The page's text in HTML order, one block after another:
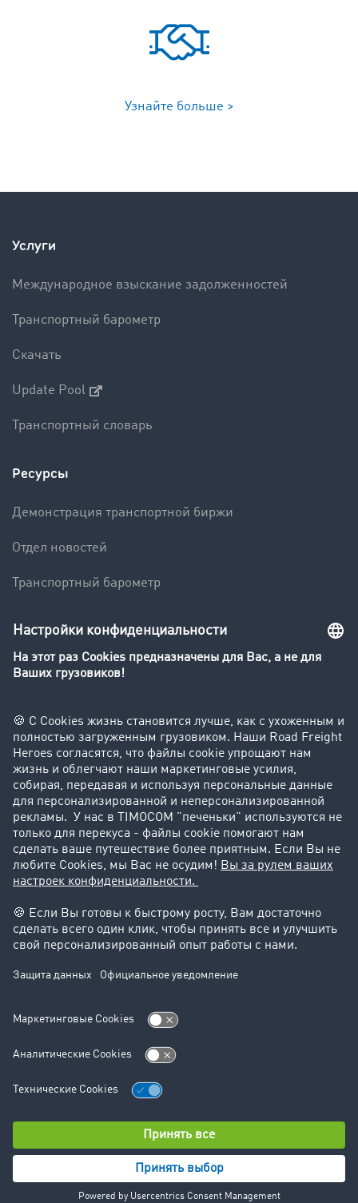
Узнайте больше >
Услуги
Международное взыскание задолженностей
Транспортный барометр
Скачать
Update Pool
Транспортный словарь
Ресурсы
Демонстрация транспортной биржи
Отдел новостей
Транспортный барометр
Компания
Истории успеха
Поддержка
Поддержка
Юридическая информация
Общие Условия Сотрудничества
Защита данных
Отдел новостей
© TIMOCOM GmbH 2024. Все права защищены.